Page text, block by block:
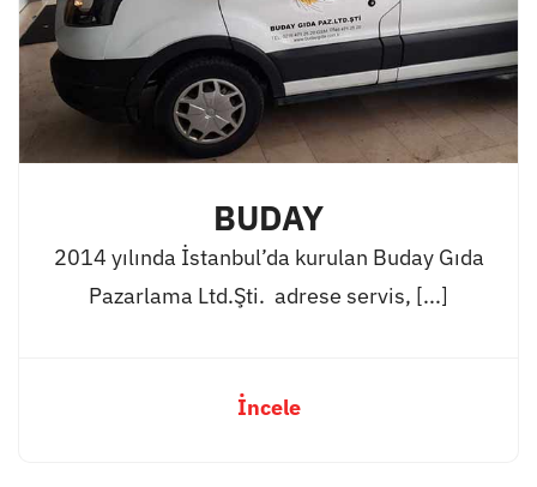
BUDAY
2014 yılında İstanbul’da kurulan Buday Gıda
Pazarlama Ltd.Şti. adrese servis, [...]
İncele